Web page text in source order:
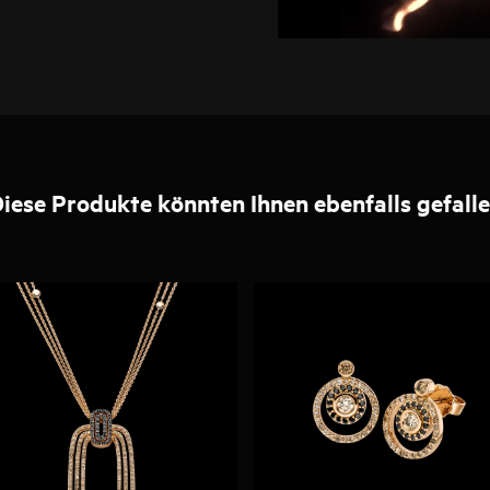
Produkte könnten Ihnen ebenfalls